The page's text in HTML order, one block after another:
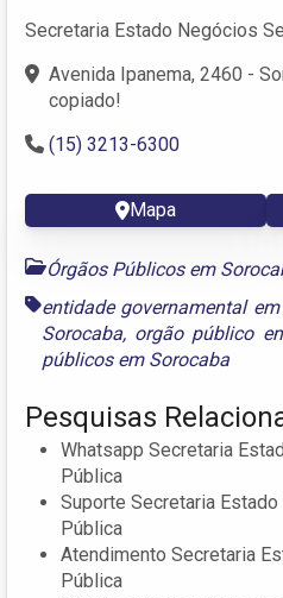
Secretaria Estado Negócios
Avenida Ipanema, 2460 -
copiado!
(15) 3213-6300
Mapa
Órgãos Públicos em
entidade governamental
Sorocaba, orgão público
públicos em Sorocaba
Pesquisas
Whatsapp Secretaria
Pública
Suporte Secretaria
Pública
Atendimento Secretaria
Pública